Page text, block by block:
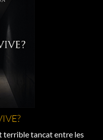
terrible tancat entre les